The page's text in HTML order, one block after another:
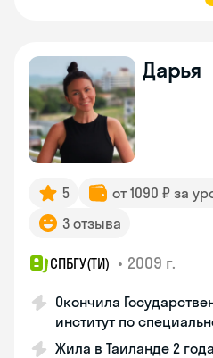
Дарья
5 от 1090 ₽ за
3 отзыва
СПБГУ(ТИ) • 2009 г.
Окончила
институт по
Жила в Таиланде 2